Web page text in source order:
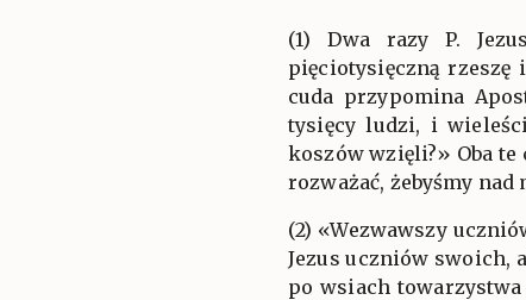
(1) Dwa razy P.
pięciotysięczną rzeszę
cuda przypomina
tysięcy ludzi, i
koszów wzięli?» Oba te
rozważać, żebyśmy
(2) «Wezwawszy
Jezus uczniów swoich,
po wsiach